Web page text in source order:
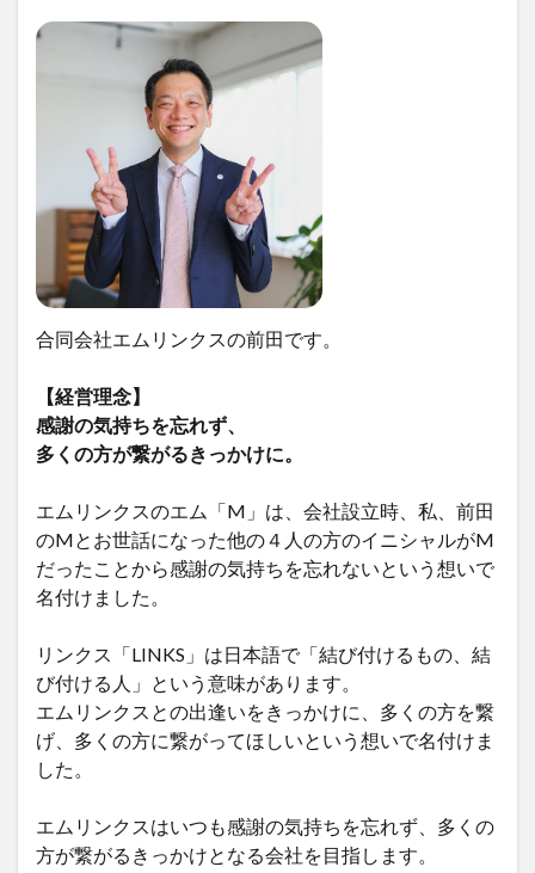
合同会社エムリンクスの前田です。
【経営理念】
感謝の気持ちを忘れず、
多くの方が繋がるきっかけに。
エムリンクスのエム「M」は、会社設立時、私、前田
のMとお世話になった他の４人の方のイニシャルがM
だったことから感謝の気持ちを忘れないという想いで
名付けました。
リンクス「LINKS」は日本語で「結び付けるもの、結
び付ける人」という意味があります。
エムリンクスとの出逢いをきっかけに、多くの方を繋
げ、多くの方に繋がってほしいという想いで名付けま
した。
エムリンクスはいつも感謝の気持ちを忘れず、多くの
方が繋がるきっかけとなる会社を目指します。